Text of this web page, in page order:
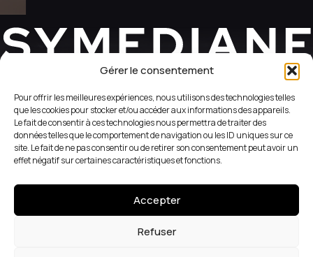
Gérer le consentement
Pour offrir les meilleures expériences, nous utilisons des technologies telles
que les cookies pour stocker et/ou accéder aux informations des appareils.
Le fait de consentir à ces technologies nous permettra de traiter des
données telles que le comportement de navigation ou les ID uniques sur ce
site. Le fait de ne pas consentir ou de retirer son consentement peut avoir un
effet négatif sur certaines caractéristiques et fonctions.
Accepter
Refuser
+33 (1) 42 56 05 98
51 Rue du Caire
Conditions générales de vente